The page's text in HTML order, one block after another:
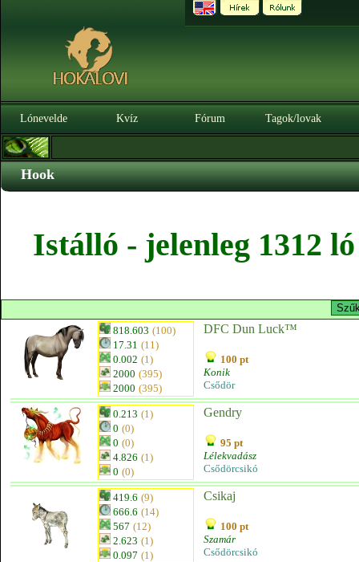
Lónevelde Kvíz Fórum Tagok/lovak
Hook
Istálló - jelenleg 1312
818.603 (100)
17.31 (11)
0.002 (1)
2000 (395)
2000 (395)
DFC Dun Luck™
100 pt
Konik
Csődör
0.213 (1)
0 (0)
0 (0)
4.826 (1)
0 (0)
Gendry
95 pt
Lélekvadász
Csődörcsikó
419.6 (9)
666.6 (14)
567 (12)
2.623 (1)
0.097 (1)
Csikaj
100 pt
Szamár
Csődörcsikó